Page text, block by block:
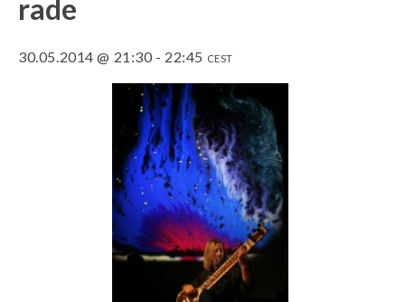
rade
30.05.2014 @ 21:30 - 22:45 CEST